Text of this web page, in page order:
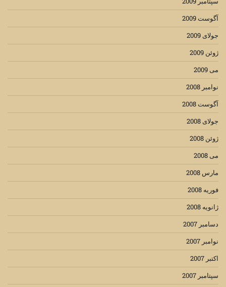
آگوست 2009
جولای 2009
ژوئن 2009
می 2009
نوامبر 2008
آگوست 2008
جولای 2008
ژوئن 2008
می 2008
مارس 2008
فوریه 2008
ژانویه 2008
دسامبر 2007
نوامبر 2007
اکتبر 2007
سپتامبر 2007